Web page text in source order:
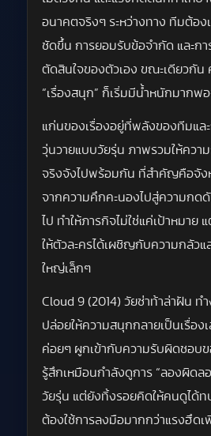
อนาคตจริงๆ ระหว่างทาง ทีมต้อง
ชัดขึ้น การยอมรับข้อจำกัด และก
ตัดสินใจของตัวเอง ขณะเดียวกัน
“เรื่องสนุก” ก็เริ่มมีน้ำหนักมากพ
แก่นของเรื่องอยู่ที่พลังของทีมแล
วุ่นวายแบบวัยรุ่น ภาพรวมให้ควา
จริงจังไปพร้อมกัน ที่สำคัญคือจัง
จากความคึกคะนองไปสู่ความกด
ไป ทำให้ภารกิจไม่ใช่แค่เป้าหมาย
ให้ตัวละครได้เผชิญกับความกลัวแ
ใหญ่เล็กๆ
Cloud 9 (2014) วัยซ่าท้าล่าฝัน ท
ปล่อยให้ความสนุกกลายเป็นเรื่อง
ค่อยๆ ผูกเข้ากับความรับผิดชอบข
รู้สึกเหมือนกำลังดูการ “ลองผิดล
วัยรุ่น แต่ยังทิ้งรอยคิดให้คนดูได้
ต้องใช้การลงมือมากกว่าแรงฮึดเ